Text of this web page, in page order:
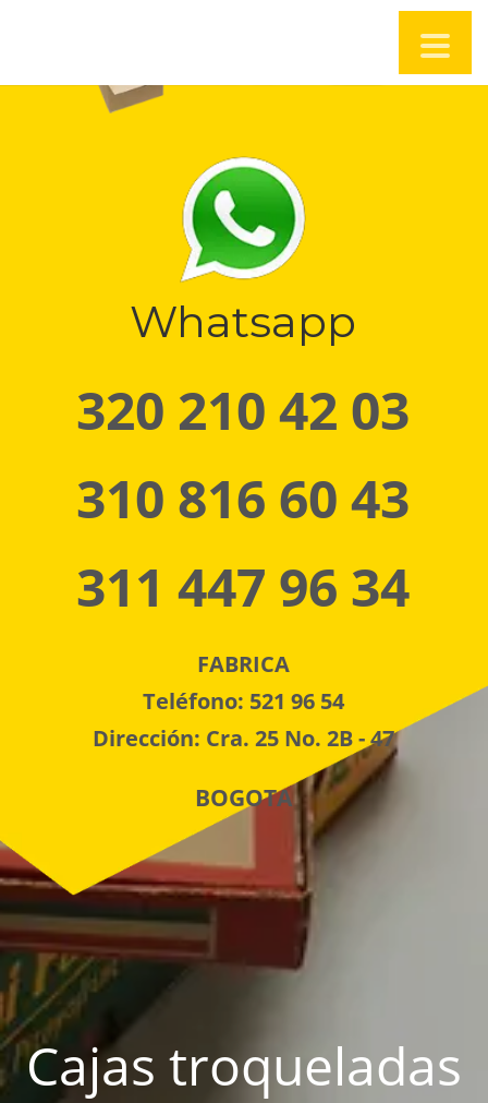
Whatsapp
320 210 42 03
310 816 60 43
311 447 96 34
FABRICA
Teléfono: 521 96 54
Dirección: Cra. 25 No. 2B - 47
BOGOTA
Cajas troqueladas